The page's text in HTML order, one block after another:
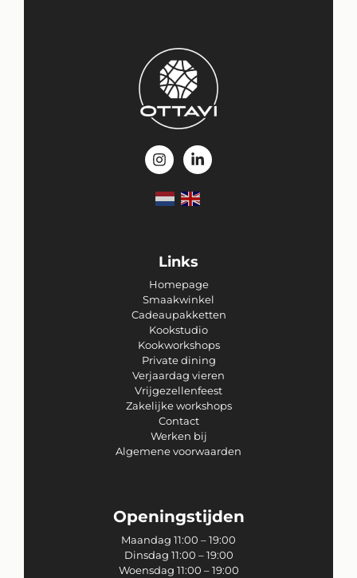
Links
Homepage
Smaakwinkel
Cadeaupakketten
Kookstudio
Kookworkshops
Private dining
Verjaardag vieren
Vrijgezellenfeest
Zakelijke workshops
Contact
Werken bij
Algemene voorwaarden
Openingstijden
Maandag 11:00 – 19:00
Dinsdag 11:00 – 19:00
Woensdag 11:00 – 19:00